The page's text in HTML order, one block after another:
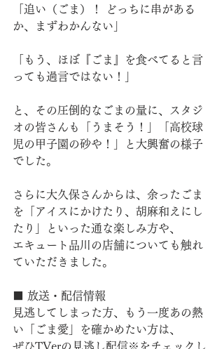
「追い（ごま）！ どっちに串がある
か、まずわかんない」
「もう、ほぼ『ごま』を食べてると言
っても過言ではない！」
と、その圧倒的なごまの量に、スタジ
オの皆さんも「うまそう！」「高校球
児の甲子園の砂や！」と大興奮の様子
でした。
さらに大久保さんからは、余ったごま
を「アイスにかけたり、胡麻和えにし
たり」といった通な楽しみ方や、
エキュート品川の店舗についても触れ
ていただきました。
■ 放送・配信情報
見逃してしまった方、もう一度あの熱
い「ごま愛」を確かめたい方は、
ぜひTVerの見逃し配信※をチェックし